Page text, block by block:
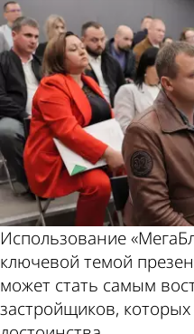
Использование
ключевой темой
может стать самым
застройщиков,